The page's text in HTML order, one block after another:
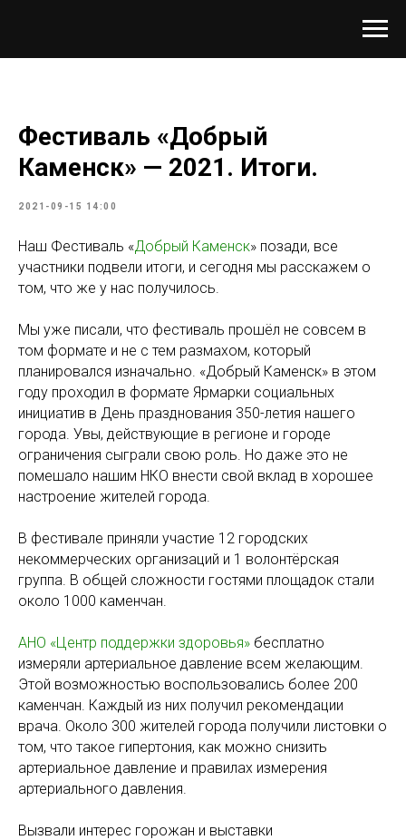
Фестиваль «Добрый
Каменск» — 2021. Итоги.
2021-09-15 14:00
Наш Фестиваль «Добрый Каменск» позади, все
участники подвели итоги, и сегодня мы расскажем о
том, что же у нас получилось.
Мы уже писали, что фестиваль прошёл не совсем в
том формате и не с тем размахом, который
планировался изначально. «Добрый Каменск» в этом
году проходил в формате Ярмарки социальных
инициатив в День празднования 350-летия нашего
города. Увы, действующие в регионе и городе
ограничения сыграли свою роль. Но даже это не
помешало нашим НКО внести свой вклад в хорошее
настроение жителей города.
В фестивале приняли участие 12 городских
некоммерческих организаций и 1 волонтёрская
группа. В общей сложности гостями площадок стали
около 1000 каменчан.
АНО «Центр поддержки здоровья» бесплатно
измеряли артериальное давление всем желающим.
Этой возможностью воспользовались более 200
каменчан. Каждый из них получил рекомендации
врача. Около 300 жителей города получили листовки о
том, что такое гипертония, как можно снизить
артериальное давление и правилах измерения
артериального давления.
Вызвали интерес горожан и выставки